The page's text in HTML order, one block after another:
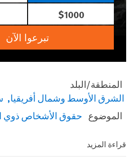
$1000
تبرعوا الآن
المنطقة/البلد
الشرق الأوسط وشمال أفريقيا
الموضوع حقوق الأشخاص ذوي
قراءة المزيد